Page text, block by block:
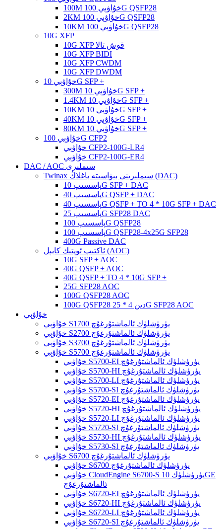
100M خۇاۋېي 100G QSFP28
2KM خۇاۋېي 100G QSFP28
10KM خۇاۋېي 100G QSFP28
10G XFP
10G XFP قوش تالا
10G XFP BIDI
10G XFP CWDM
10G XFP DWDM
خۇاۋېي 10G SFP +
300M خۇاۋېي 10G SFP +
1.4KM خۇاۋېي 10G SFP +
10KM خۇاۋېي 10G SFP +
40KM خۇاۋېي 10G SFP +
80KM خۇاۋېي 10G SFP +
خۇاۋېي 100G CFP2
خۇاۋېي CFP2-100G-LR4
خۇاۋېي CFP2-100G-ER4
DAC / AOC سىملىرى
Twinax سىملىرىنى بىۋاسىتە باغلاڭ (DAC)
پاسسىپ 10G SFP + DAC
پاسسىپ 40G QSFP + DAC
پاسسىپ 40G QSFP + TO 4 * 10G SFP + DAC
پاسسىپ 25G SFP28 DAC
پاسسىپ 100G QSFP28
پاسسىپ 100G QSFP28-4x25G SFP28
400G Passive DAC
ئاكتىپ ئوپتىك كابېل (AOC)
10G SFP + AOC
40G QSFP + AOC
40G QSFP + TO 4 * 10G SFP +
25G SFP28 AOC
100G QSFP28 AOC
100G QSFP28 دىن 4 * 25G SFP28 AOC
خۇاۋېي
خۇاۋېي S1700 يۈرۈشلۈك ئالماشتۇرغۇچ
خۇاۋېي S2700 يۈرۈشلۈك ئالماشتۇرغۇچ
خۇاۋېي S3700 يۈرۈشلۈك ئالماشتۇرغۇچ
خۇاۋېي S5700 يۈرۈشلۈك ئالماشتۇرغۇچ
خۇاۋېي S5700-EI يۈرۈشلۈك ئالماشتۇرغۇچ
خۇاۋېي S5700-HI يۈرۈشلۈك ئالماشتۇرغۇچ
خۇاۋېي S5700-LI يۈرۈشلۈك ئالماشتۇرغۇچ
خۇاۋېي S5700-SI يۈرۈشلۈك ئالماشتۇرغۇچ
خۇاۋېي S5720-EI يۈرۈشلۈك ئالماشتۇرغۇچ
خۇاۋېي S5720-HI يۈرۈشلۈك ئالماشتۇرغۇچ
خۇاۋېي S5720-LI يۈرۈشلۈك ئالماشتۇرغۇچ
خۇاۋېي S5720-SI يۈرۈشلۈك ئالماشتۇرغۇچ
خۇاۋېي S5730-HI يۈرۈشلۈك ئالماشتۇرغۇچ
خۇاۋېي S5730-SI يۈرۈشلۈك ئالماشتۇرغۇچ
خۇاۋېي S6700 يۈرۈشلۈك ئالماشتۇرغۇچ
خۇاۋېي S6700 يۈرۈشلۈك ئالماشتۇرغۇچ
خۇاۋېي CloudEngine S6700-S يۈرۈشلۈك 10GE
ئالماشتۇرغۇچ
خۇاۋېي S6720-EI يۈرۈشلۈك ئالماشتۇرغۇچ
خۇاۋېي S6720-HI يۈرۈشلۈك ئالماشتۇرغۇچ
خۇاۋېي S6720-LI يۈرۈشلۈك ئالماشتۇرغۇچ
خۇاۋېي S6720-SI يۈرۈشلۈك ئالماشتۇرغۇچ